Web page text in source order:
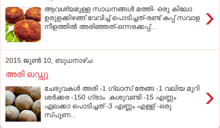
›
ആവശ്യമുള്ള സാധനങ്ങള്‍ മത്തി- ഒരു കിലോ
ഉരുളക്കിഴങ്ങ്‌ വേവിച്ച്‌ പൊടിച്ചത്‌-രണ്ട്‌ കപ്പ്‌ സവാള
നീളത്തില്‍ അരിഞ്ഞത്‌-ഒന്നരക്കപ്പ്‌...
2015 ജൂൺ 10, ബുധനാഴ്‌ച
അരി ലഡ്ഡു
›
ചേരുവകള്‍ അരി -1 ഗ്ലാസ്‌ തേങ്ങ -1 വലിയ മുറി
ശര്‍ക്കര -150 ഗ്രാം കശുവണ്ടി -15 എണ്ണം
ഏലക്കാ പൊടിച്ചത് -3 എണ്ണം എള്ള് -ഒരു
സ്പൂണ...